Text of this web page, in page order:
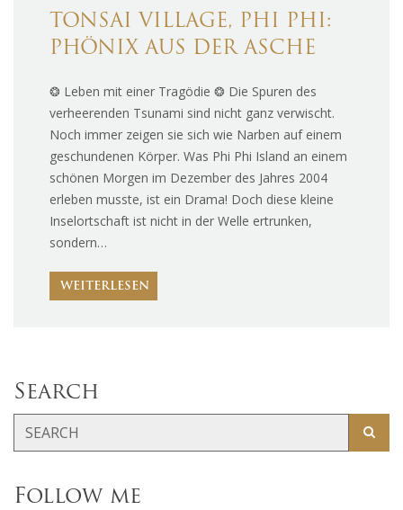
TONSAI VILLAGE, PHI PHI:
PHÖNIX AUS DER ASCHE
❂ Leben mit einer Tragödie ❂ Die Spuren des
verheerenden Tsunami sind nicht ganz verwischt.
Noch immer zeigen sie sich wie Narben auf einem
geschundenen Körper. Was Phi Phi Island an einem
schönen Morgen im Dezember des Jahres 2004
erleben musste, ist ein Drama! Doch diese kleine
Inselortschaft ist nicht in der Welle ertrunken,
sondern…
WEITERLESEN
Search
Follow me